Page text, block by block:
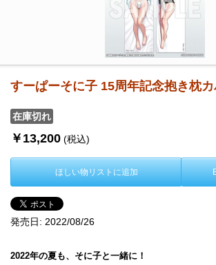
すーぱーそに子 15周年記念抱き枕
在庫切れ
￥13,200 (税込)
ほしい物リストに追加
発売日: 2022/08/26
2022年の夏も、そに子と一緒に！